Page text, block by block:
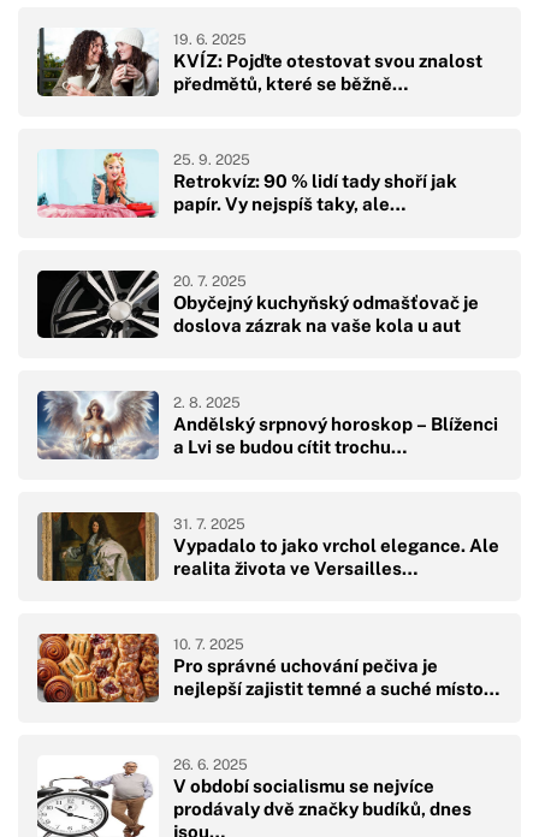
KVÍZ: Pojďte otestovat svou znalost
předmětů, které se běžně…
19. 6. 2025
Retrokvíz: 90 % lidí tady shoří jak
papír. Vy nejspíš taky, ale…
25. 9. 2025
Obyčejný kuchyňský odmašťovač je
doslova zázrak na vaše kola u aut
20. 7. 2025
Andělský srpnový horoskop – Blíženci
a Lvi se budou cítit trochu…
2. 8. 2025
Vypadalo to jako vrchol elegance. Ale
realita života ve Versailles…
31. 7. 2025
Pro správné uchování pečiva je
nejlepší zajistit temné a suché místo…
10. 7. 2025
V období socialismu se nejvíce
prodávaly dvě značky budíků, dnes
jsou…
26. 6. 2025